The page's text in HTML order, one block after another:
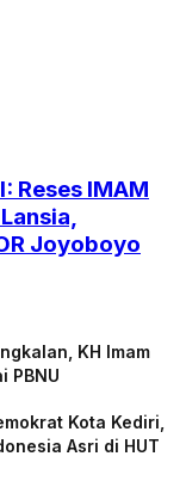
Reses IMAM
Joyoboyo
KH Imam
PBNU
Kota Kediri,
Asri di HUT